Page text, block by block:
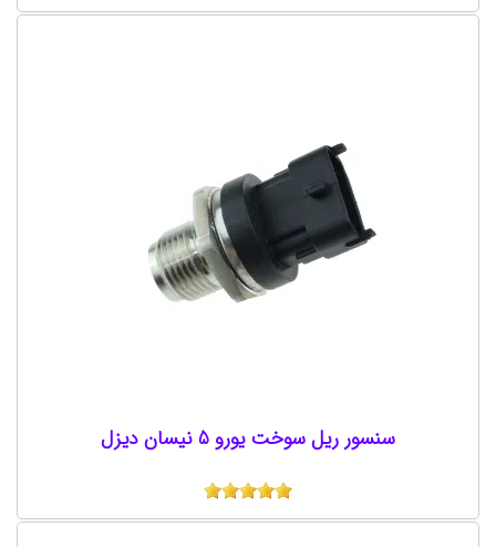
سنسور ریل سوخت یورو 5 نیسان دیزل